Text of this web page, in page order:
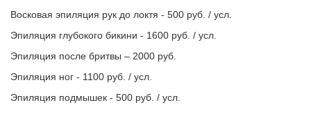
Восковая эпиляция рук до локтя - 500 руб. / усл.
Эпиляция глубокого бикини - 1600 руб. / усл.
Эпиляция после бритвы – 2000 руб.
Эпиляция ног - 1100 руб. / усл.
Эпиляция подмышек - 500 руб. / усл.